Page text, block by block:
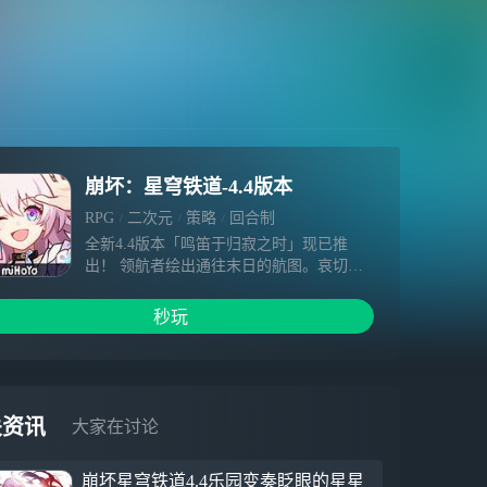
崩坏：星穹铁道-4.4版本
RPG 二次元 策略
回合制
全新4.4版本「鸣笛于归寂之时」现已推
出！ 领航者绘出通往末日的航图。哀切的
的生路…… 【全新剧情】 开拓任务「二相
乐园」-「鸣笛于归寂之时」 【全新角色】
的过去，无论去往多么遥远的未来，我们之
间的关系也不会改变。我是星穹列车的领航
人。」 有人并肩，有人守望，「开拓」从
秒玩
讯 大家在讨论
崩坏星穹铁道4.4乐园变奏眨眼的星星